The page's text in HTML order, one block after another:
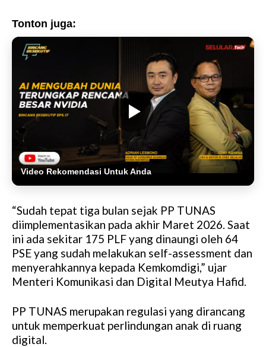
Tonton juga:
Video Rekomendasi Untuk Anda
“Sudah tepat tiga bulan sejak PP TUNAS
diimplementasikan pada akhir Maret 2026. Saat
ini ada sekitar 175 PLF yang dinaungi oleh 64
PSE yang sudah melakukan self-assessment dan
menyerahkannya kepada Kemkomdigi,” ujar
Menteri Komunikasi dan Digital Meutya Hafid.
PP TUNAS merupakan regulasi yang dirancang
untuk memperkuat perlindungan anak di ruang
digital.